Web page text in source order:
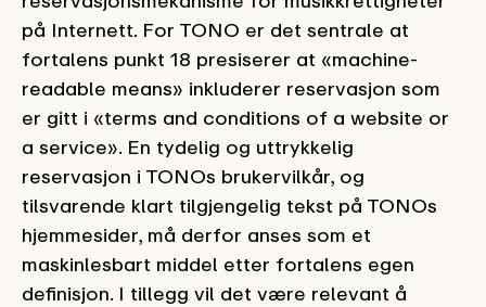
på Internett. For TONO er det sentrale at
fortalens punkt 18 presiserer at «machine-
readable means» inkluderer reservasjon som
er gitt i «terms and conditions of a website or
a service». En tydelig og uttrykkelig
reservasjon i TONOs brukervilkår, og
tilsvarende klart tilgjengelig tekst på TONOs
hjemmesider, må derfor anses som et
maskinlesbart middel etter fortalens egen
definisjon. I tillegg vil det være relevant å